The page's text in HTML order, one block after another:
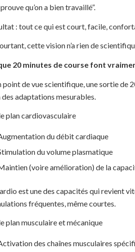
prouve qu’on a bien travaillé”.
: tout ce qui est court, facile,
cette vision n’a rien de
20 minutes de course font
point de vue scientifique, une sortie de
des adaptations mesurables.
plan cardiovasculaire
du débit cardiaque
du volume plasmatique
(voire amélioration) de la
est une des capacités qui revient
fréquentes, même courtes.
plan musculaire et mécanique
des chaînes musculaires